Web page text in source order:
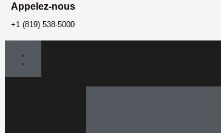
Appelez-nous
+1 (819) 538-5000